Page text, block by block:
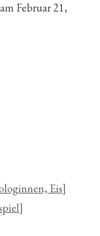
Februar 21,
Eis]